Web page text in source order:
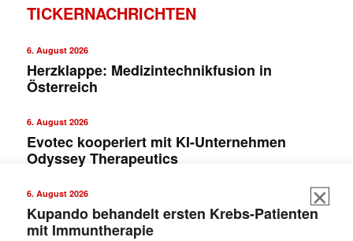
TICKERNACHRICHTEN
6. August 2026
Herzklappe: Medizintechnikfusion in
Österreich
6. August 2026
Evotec kooperiert mit KI-Unternehmen
Odyssey Therapeutics
6. August 2026
Kupando behandelt ersten Krebs-Patienten
mit Immuntherapie